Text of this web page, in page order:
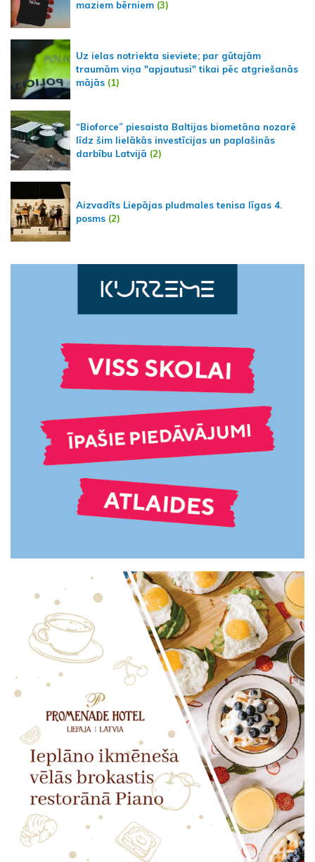
maziem bērniem (3)
Uz ielas notriekta sieviete; par gūtajām
traumām viņa "apjautusi" tikai pēc atgriešanās
mājās (1)
“Bioforce” piesaista Baltijas biometāna nozarē
līdz šim lielākās investīcijas un paplašinās
darbību Latvijā (2)
Aizvadīts Liepājas pludmales tenisa līgas 4.
posms (2)